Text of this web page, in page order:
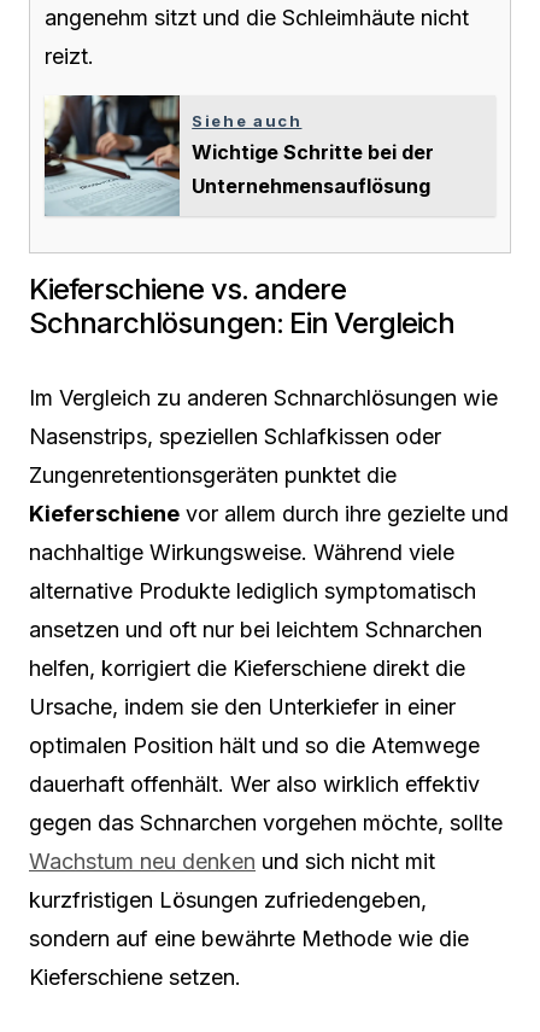
angenehm sitzt und die Schleimhäute nicht
reizt.
Siehe auch
Wichtige Schritte bei der
Unternehmensauflösung
Kieferschiene vs. andere
Schnarchlösungen: Ein Vergleich
Im Vergleich zu anderen Schnarchlösungen wie
Nasenstrips, speziellen Schlafkissen oder
Zungenretentionsgeräten punktet die
Kieferschiene vor allem durch ihre gezielte und
nachhaltige Wirkungsweise. Während viele
alternative Produkte lediglich symptomatisch
ansetzen und oft nur bei leichtem Schnarchen
helfen, korrigiert die Kieferschiene direkt die
Ursache, indem sie den Unterkiefer in einer
optimalen Position hält und so die Atemwege
dauerhaft offenhält. Wer also wirklich effektiv
gegen das Schnarchen vorgehen möchte, sollte
Wachstum neu denken und sich nicht mit
kurzfristigen Lösungen zufriedengeben,
sondern auf eine bewährte Methode wie die
Kieferschiene setzen.